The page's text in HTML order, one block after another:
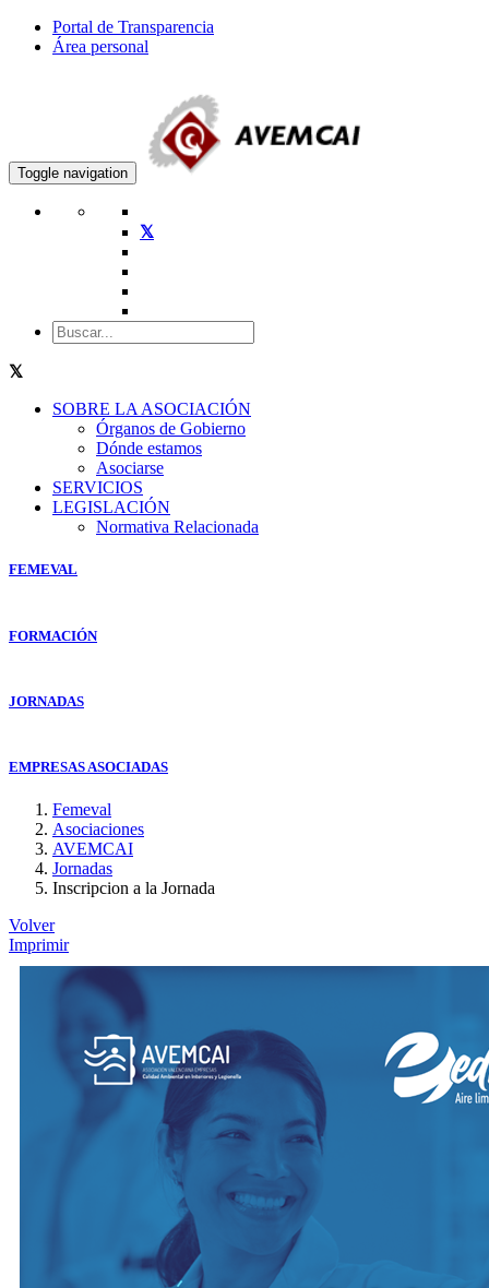
Portal de Transparencia
Área personal
Toggle navigation
SOBRE LA ASOCIACIÓN
Órganos de Gobierno
Dónde estamos
Asociarse
SERVICIOS
LEGISLACIÓN
Normativa Relacionada
FEMEVAL
FORMACIÓN
JORNADAS
EMPRESAS ASOCIADAS
Femeval
Asociaciones
AVEMCAI
Jornadas
Inscripcion a la Jornada
Volver
Imprimir